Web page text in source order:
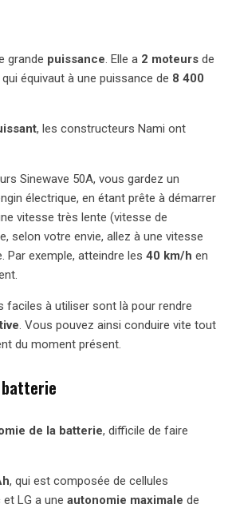
grande puissance. Elle a 2 moteurs de
équivaut à une puissance de 8 400
, les constructeurs Nami ont
Sinewave 50A, vous gardez un
électrique, en étant prête à démarrer
vitesse très lente (vitesse de
selon votre envie, allez à une vitesse
Par exemple, atteindre les 40 km/h en
faciles à utiliser sont là pour rendre
. Vous pouvez ainsi conduire vite tout
du moment présent.
de la batterie, difficile de faire
, qui est composée de cellules
LG a une autonomie maximale de